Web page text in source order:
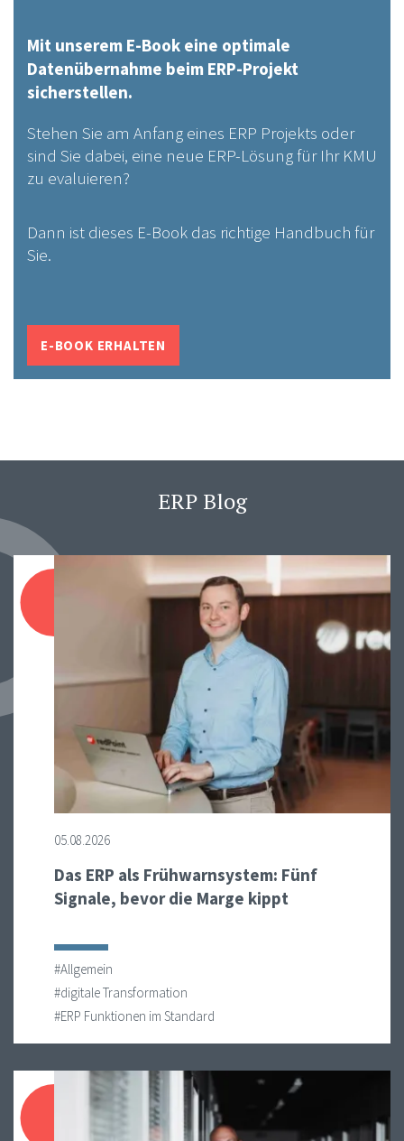
Mit unserem E-Book eine optimale
Datenübernahme beim ERP-Projekt
sicherstellen.
Stehen Sie am Anfang eines ERP Projekts oder
sind Sie dabei, eine neue ERP-Lösung für Ihr KMU
zu evaluieren?
Dann ist dieses E-Book das richtige Handbuch für
Sie.
E-BOOK ERHALTEN
ERP Blog
05.08.2026
Das ERP als Frühwarnsystem: Fünf
Signale, bevor die Marge kippt
#Allgemein
#digitale Transformation
#ERP Funktionen im Standard